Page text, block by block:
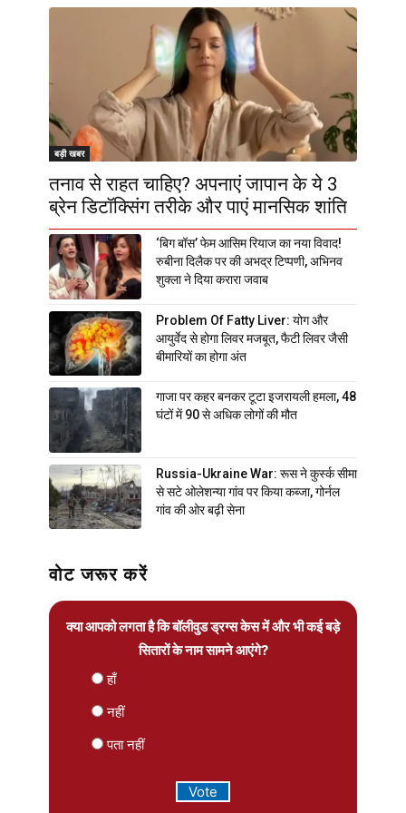
बड़ी खबर
तनाव से राहत चाहिए? अपनाएं जापान के ये 3
ब्रेन डिटॉक्सिंग तरीके और पाएं मानसिक शांति
‘बिग बॉस’ फेम आसिम रियाज का नया विवाद!
रुबीना दिलैक पर की अभद्र टिप्पणी, अभिनव
शुक्ला ने दिया करारा जवाब
Problem Of Fatty Liver: योग और
आयुर्वेद से होगा लिवर मजबूत, फैटी लिवर जैसी
बीमारियों का होगा अंत
गाजा पर कहर बनकर टूटा इजरायली हमला, 48
घंटों में 90 से अधिक लोगों की मौत
Russia-Ukraine War: रूस ने कुर्स्क सीमा
से सटे ओलेशन्या गांव पर किया कब्जा, गोर्नल
गांव की ओर बढ़ी सेना
वोट जरूर करें
क्या आपको लगता है कि बॉलीवुड ड्रग्स केस में और भी कई बड़े
सितारों के नाम सामने आएंगे?
हाँ
नहीं
पता नहीं